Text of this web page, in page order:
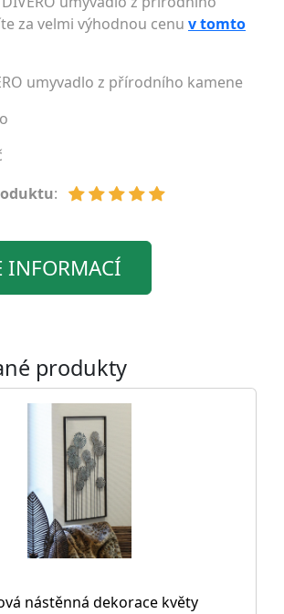
za velmi výhodnou cenu v tomto
umyvadlo z přírodního kamene
:
INFORMACÍ
produkty
nástěnná dekorace květy